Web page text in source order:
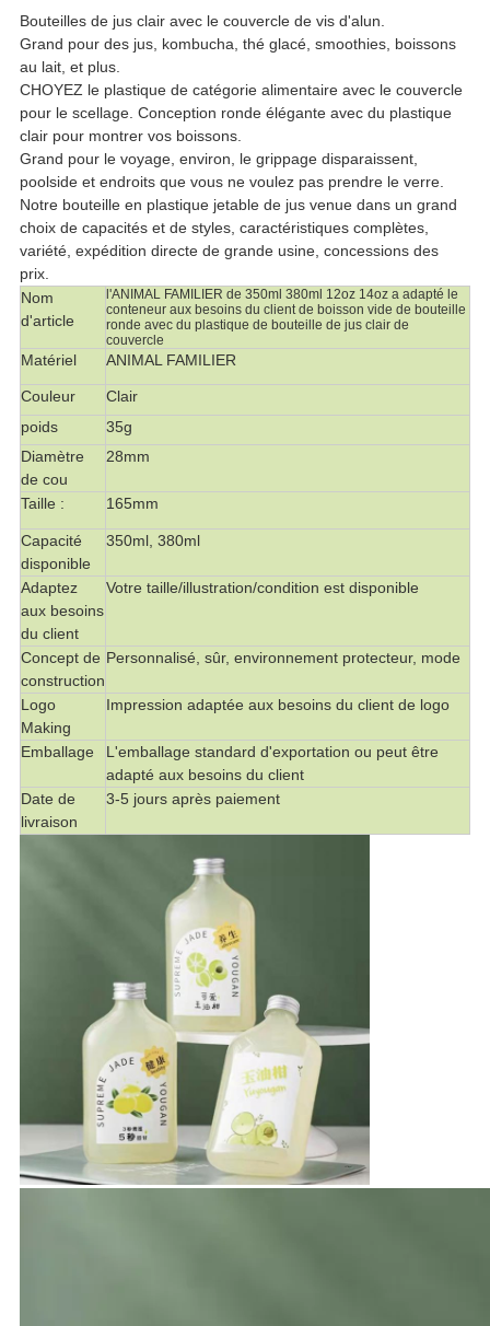
Bouteilles de jus clair avec le couvercle de vis d'alun.
Grand pour des jus, kombucha, thé glacé, smoothies, boissons
au lait, et plus.
CHOYEZ le plastique de catégorie alimentaire avec le couvercle
pour le scellage. Conception ronde élégante avec du plastique
clair pour montrer vos boissons.
Grand pour le voyage, environ, le grippage disparaissent,
poolside et endroits que vous ne voulez pas prendre le verre.
Notre bouteille en plastique jetable de jus venue dans un grand
choix de capacités et de styles, caractéristiques complètes,
variété, expédition directe de grande usine, concessions des
prix.
Nom
d'article
l'ANIMAL FAMILIER de 350ml 380ml 12oz 14oz a adapté le
conteneur aux besoins du client de boisson vide de bouteille
ronde avec du plastique de bouteille de jus clair de
couvercle
Matériel ANIMAL FAMILIER
Couleur
Clair
poids
35g
Diamètre
de cou
28mm
Taille : 165mm
Capacité
disponible
350ml, 380ml
Adaptez
aux besoins
du client
Votre taille/illustration/condition est disponible
Concept de
construction
Personnalisé, sûr, environnement protecteur, mode
Logo
Making
Impression adaptée aux besoins du client de logo
Emballage
L'emballage standard d'exportation ou peut être
adapté aux besoins du client
Date de
livraison
3-5 jours après paiement